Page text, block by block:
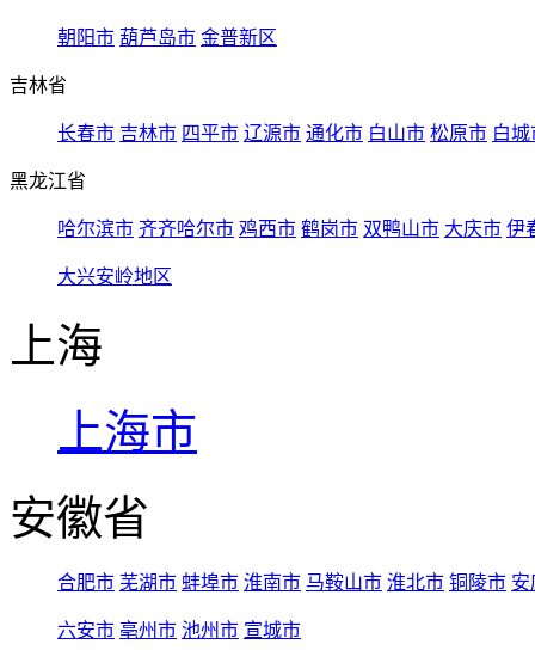
朝阳市 葫芦岛市 金普新区
吉林省
长春市 吉林市 四平市 辽源市 通化市 白山市 松原市 白城
黑龙江省
哈尔滨市 齐齐哈尔市 鸡西市 鹤岗市 双鸭山市 大庆市 伊
大兴安岭地区
上海
上海市
安徽省
合肥市 芜湖市 蚌埠市 淮南市 马鞍山市 淮北市 铜陵市 安
六安市 亳州市 池州市 宣城市